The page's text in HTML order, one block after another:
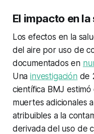
El impacto en
Los efectos en la
del aire por uso de
documentados en
Unainvestigación de
científica BMJ estimó
muertes adicionales
atribuibles a la
derivada del uso de